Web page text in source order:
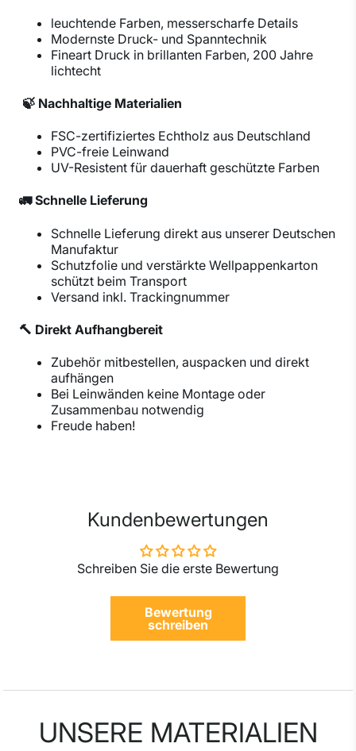
leuchtende Farben, messerscharfe Details
Modernste Druck- und Spanntechnik
Fineart Druck in brillanten Farben, 200 Jahre
lichtecht
🍃 Nachhaltige Materialien
FSC-zertifiziertes Echtholz aus Deutschland
PVC-freie Leinwand
UV-Resistent für dauerhaft geschützte Farben
🚛 Schnelle Lieferung
Schnelle Lieferung direkt aus unserer Deutschen
Manufaktur
Schutzfolie und verstärkte Wellpappenkarton
schützt beim Transport
Versand inkl. Trackingnummer
🔨 Direkt Aufhangbereit
Zubehör mitbestellen, auspacken und direkt
aufhängen
Bei Leinwänden keine Montage oder
Zusammenbau notwendig
Freude haben!
Kundenbewertungen
Schreiben Sie die erste Bewertung
Bewertung
schreiben
UNSERE MATERIALIEN